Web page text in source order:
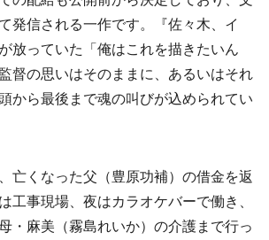
発信される一作です。『佐々木、イ
放っていた「俺はこれを描きたいん
督の思いはそのままに、あるいはそれ
から最後まで魂の叫びが込められてい
亡くなった父（豊原功補）の借金を返
工事現場、夜はカラオケバーで働き、
・麻美（霧島れいか）の介護まで行っ